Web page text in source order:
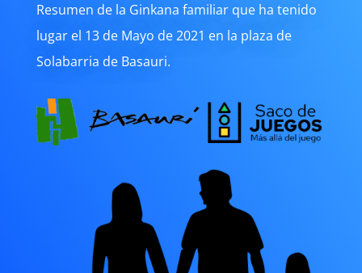
Resumen de la Ginkana familiar que ha tenido
lugar el 13 de Mayo de 2021 en la plaza de
Solabarria de Basauri.